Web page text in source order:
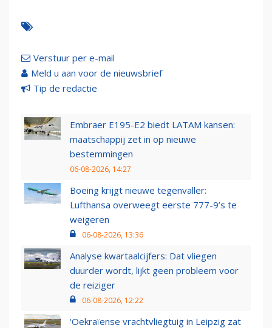
Verstuur per e-mail
Meld u aan voor de nieuwsbrief
Tip de redactie
Embraer E195-E2 biedt LATAM kansen:
maatschappij zet in op nieuwe
bestemmingen
06-08-2026, 14:27
Boeing krijgt nieuwe tegenvaller:
Lufthansa overweegt eerste 777-9’s te
weigeren
06-08-2026, 13:36
Analyse kwartaalcijfers: Dat vliegen
duurder wordt, lijkt geen probleem voor
de reiziger
06-08-2026, 12:22
'Oekraïense vrachtvliegtuig in Leipzig zat